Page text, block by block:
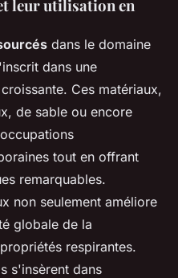
leur utilisation en
dans le domaine
dans une
Ces matériaux,
de sable ou encore
tout en offrant
remarquables.
non seulement améliore
globale de la
respirantes.
s'insèrent dans